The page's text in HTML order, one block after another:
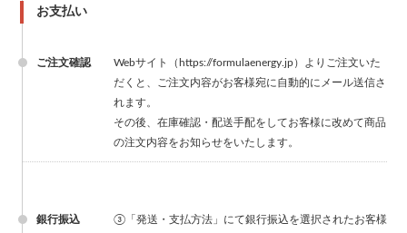
お支払い
ご注文確認
Webサイト（https://formulaenergy.jp）よりご注文いた
だくと、ご注文内容がお客様宛に自動的にメール送信さ
れます。
その後、在庫確認・配送手配をしてお客様に改めて商品
の注文内容をお知らせをいたします。
銀行振込
③「発送・支払方法」にて銀行振込を選択されたお客様